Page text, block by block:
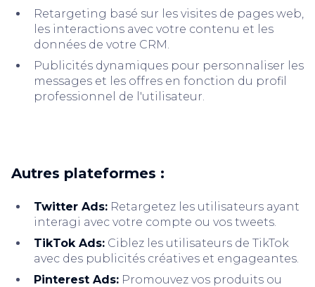
Retargeting basé sur les visites de pages web,
les interactions avec votre contenu et les
données de votre CRM.
Publicités dynamiques pour personnaliser les
messages et les offres en fonction du profil
professionnel de l'utilisateur.
Autres plateformes :
Twitter Ads: Retargetez les utilisateurs ayant
interagi avec votre compte ou vos tweets.
TikTok Ads: Ciblez les utilisateurs de TikTok
avec des publicités créatives et engageantes.
Pinterest Ads: Promouvez vos produits ou